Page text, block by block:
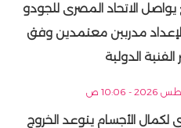
الاتحاد المصرى للجودو
مدربين معتمدين وفق
الدولية
لكمال الأجسام يتوعد الخروج